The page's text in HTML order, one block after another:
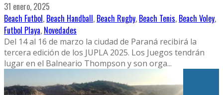
31 enero, 2025
Beach Futbol, Beach Handball, Beach Rugby, Beach Tenis, Beach Voley,
Futbol Playa, Novedades
Del 14 al 16 de marzo la ciudad de Paraná recibirá la
tercera edición de los JUPLA 2025. Los Juegos tendrán
lugar en el Balneario Thompson y son orga...